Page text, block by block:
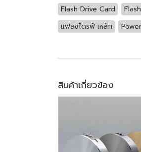
Flash Drive Card
แฟลชไดรฟ์ เหล็ก
สินค้าเกี่ยวข้อง